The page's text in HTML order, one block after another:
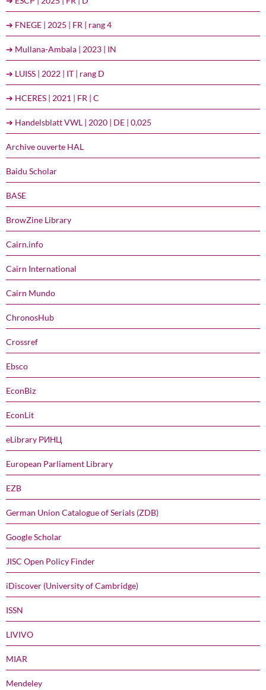
➔ FNEGE | 2025 | FR | rang 4
➔ Mullana-Ambala | 2023 | IN
➔ LUISS | 2022 | IT | rang D
➔ HCERES | 2021 | FR | C
➔ Handelsblatt VWL | 2020 | DE | 0,025
Archive ouverte HAL
Baidu Scholar
BASE
BrowZine Library
Cairn.info
Cairn International
Cairn Mundo
ChronosHub
Crossref
Ebsco
EconBiz
EconLit
eLibrary РИНЦ
European Parliament Library
EZB
German Union Catalogue of Serials (ZDB)
Google Scholar
JISC Open Policy Finder
iDiscover (University of Cambridge)
ISSN
LIVIVO
MIAR
Mendeley